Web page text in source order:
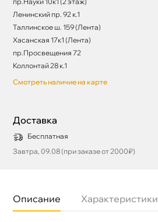
Ленинский пр. 92 к.1
Таллинское ш. 159 (Лента)
Хасанская 17к1 (Лента)
пр.Просвещения 72
Коллонтай 28 к.1
Смотреть наличие на карте
Доставка
Бесплатная
Завтра, 09.08 (при заказе от 2000₽)
Описание Характеристики